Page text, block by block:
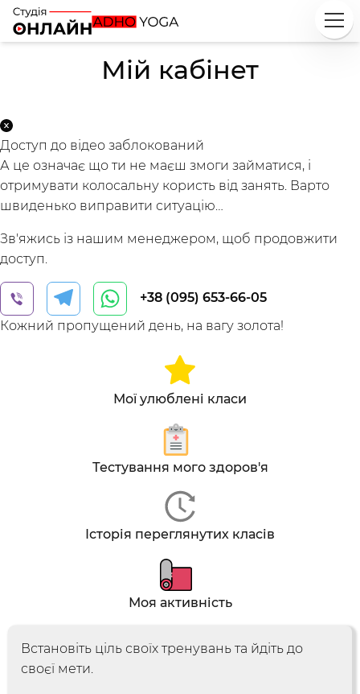
Інструктори
Мій кабінет
Доступ до відео заблокований
А це означає що ти не маєш змоги займатися, і
отримувати колосальну користь від занять. Варто
швиденько виправити ситуацію…
Зв'яжись із нашим менеджером, щоб продовжити
доступ.
+38 (095) 653-66-05
Кожний пропущений день, на вагу золота!
Мої улюблені класи
Тестування мого здоров'я
Історія переглянутих класів
Моя активність
Встановіть ціль своїх тренувань та йдіть до
своєї мети.